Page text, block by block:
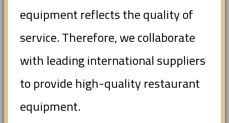
equipment reflects the quality of
service. Therefore, we collaborate
with leading international suppliers
to provide high-quality restaurant
equipment.